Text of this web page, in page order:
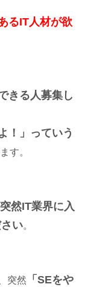
るIT人材が欲
きる人募集し
！」っていう
す。
然IT業界に入
い。
突然
「SEをや